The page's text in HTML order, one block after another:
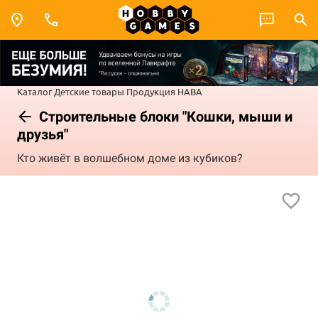
Каталог Детские товары Продукция HABA
Строительные блоки "Кошки, мыши и
друзья"
Кто живёт в волшебном доме из кубиков?